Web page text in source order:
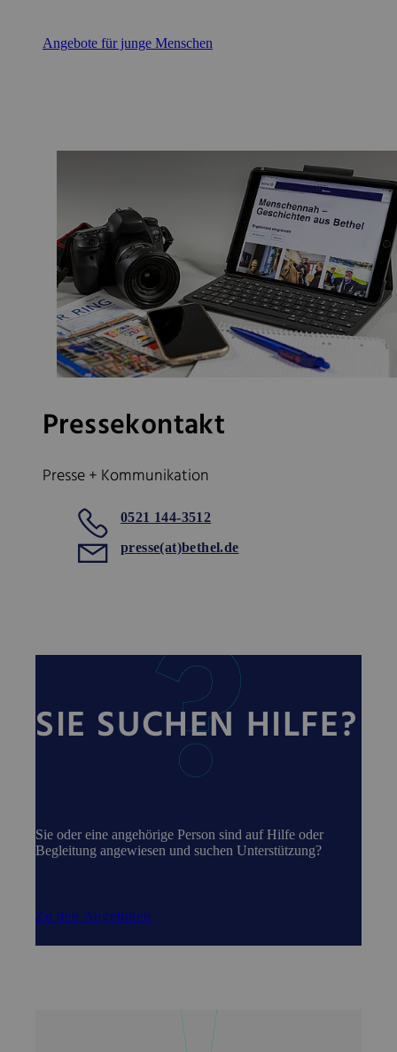
Angebote für junge Menschen
Pressekontakt
Presse + Kommunikation
0521 144-3512
presse(at)bethel.de
SIE SUCHEN HILFE?
Sie oder eine angehörige Person sind auf Hilfe oder
Begleitung angewiesen und suchen Unterstützung?
Zu den Angeboten